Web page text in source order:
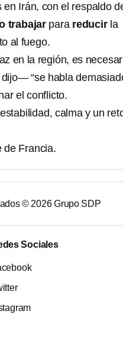
Irán, con el respaldo
trabajar para reducir la
al fuego.
en la región, es
“se habla
el conflicto.
calma y un
de Francia.
© 2026Grupo SDP
Sociales